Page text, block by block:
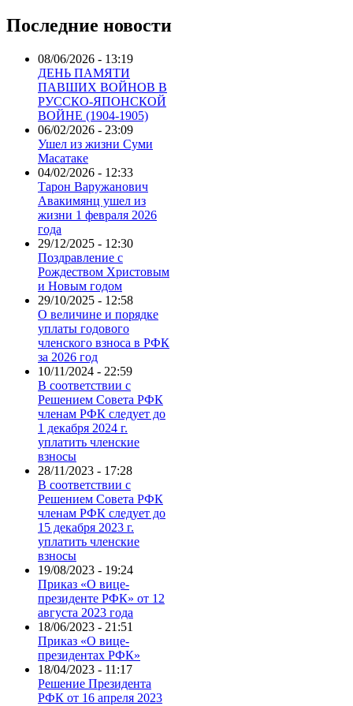
Последние новости
08/06/2026 - 13:19
ДЕНЬ ПАМЯТИ
ПАВШИХ ВОЙНОВ В
РУССКО-ЯПОНСКОЙ
ВОЙНЕ (1904-1905)
06/02/2026 - 23:09
Ушел из жизни Суми
Масатаке
04/02/2026 - 12:33
Тарон Варужанович
Авакимянц ушел из
жизни 1 февраля 2026
года
29/12/2025 - 12:30
Поздравление с
Рождеством Христовым
и Новым годом
29/10/2025 - 12:58
О величине и порядке
уплаты годового
членского взноса в РФК
за 2026 год
10/11/2024 - 22:59
В соответствии с
Решением Совета РФК
членам РФК следует до
1 декабря 2024 г.
уплатить членские
взносы
28/11/2023 - 17:28
В соответствии с
Решением Совета РФК
членам РФК следует до
15 декабря 2023 г.
уплатить членские
взносы
19/08/2023 - 19:24
Приказ «О вице-
президенте РФК» от 12
августа 2023 года
18/06/2023 - 21:51
Приказ «О вице-
президентах РФК»
18/04/2023 - 11:17
Решение Президента
РФК от 16 апреля 2023